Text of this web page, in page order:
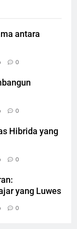
antara
0
0
Hibrida yang
0
yang Luwes
0